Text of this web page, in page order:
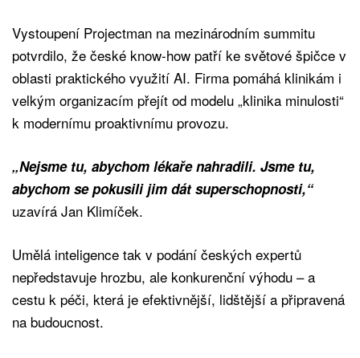
Vystoupení Projectman na mezinárodním summitu
potvrdilo, že české know-how patří ke světové špičce v
oblasti praktického využití AI. Firma pomáhá klinikám i
velkým organizacím přejít od modelu „klinika minulosti“
k modernímu proaktivnímu provozu.
„Nejsme tu, abychom lékaře nahradili. Jsme tu,
abychom se pokusili jim dát superschopnosti,“
uzavírá Jan Klimíček.
Umělá inteligence tak v podání českých expertů
nepředstavuje hrozbu, ale konkurenční výhodu – a
cestu k péči, která je efektivnější, lidštější a připravená
na budoucnost.